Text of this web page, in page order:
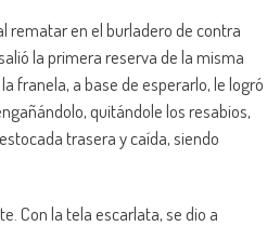
rematar en el burladero de contra
la primera reserva de la misma
franela, a base de esperarlo, le logró
quitándole los resabios,
trasera y caída, siendo
Con la tela escarlata, se dio a